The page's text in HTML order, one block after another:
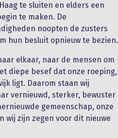
te sluiten en elders een
te maken. De
noopten de zusters
hun besluit opnieuw te bezien.
elkaar, naar de mensen om
diepe besef dat onze roeping,
ligt. Daarom staan wij
vernieuwd, sterker, bewuster
gemeenschap, onze
wij zijn zegen voor dit nieuwe